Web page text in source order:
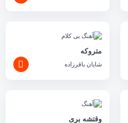
متروکه
شایان باقرزاده
وقتشه بری